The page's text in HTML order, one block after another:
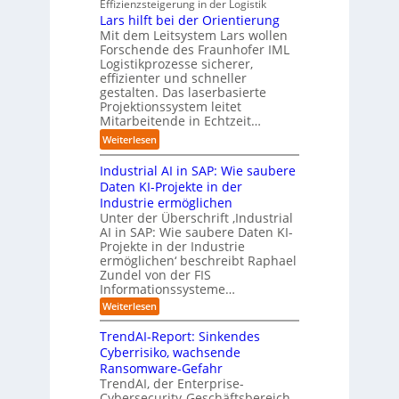
n
g
s
l
ö
s
u
n
g
e
n
t
r
i
e
a
u
t
o
m
a
i
s
i
e
r
u
n
g
r
i
a
l
B
s
i
n
e
s
s
E
c
y
s
t
e
m
v
o
n
F
o
i
o
n
.
O
g
w
ä
c
h
s
t
w
e
i
t
e
r
d
i
e
z
e
g
t
M
i
s
s
r
a
u
e
n
g
e
g
e
n
ü
b
e
Effizienzsteigerung in der Logistik
Lars hilft bei der Orientierung
Mit dem Leitsystem Lars wollen
Forschende des Fraunhofer IML
Logistikprozesse sicherer,
effizienter und schneller
gestalten. Das laserbasierte
Projektionssystem leitet
Mitarbeitende in Echtzeit…
Weiterlesen:
L
a
r
s
h
l
f
t
b
e
i
d
e
r
O
r
Industrial AI in SAP: Wie saubere
Daten KI-Projekte in der
Industrie ermöglichen
Unter der Überschrift ‚Industrial
AI in SAP: Wie saubere Daten KI-
Projekte in der Industrie
ermöglichen‘ beschreibt Raphael
Zundel von der FIS
Informationssysteme…
Weiterlesen:
I
n
d
u
s
t
r
TrendAI-Report: Sinkendes
Cyberrisiko, wachsende
Ransomware-Gefahr
TrendAI, der Enterprise-